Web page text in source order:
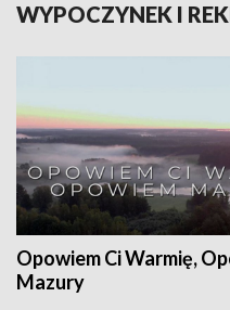
WYPOCZYNEK I
Opowiem Ci Warmię,
Mazury